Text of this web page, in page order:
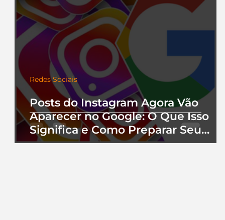
Posts do Instagram Agora Vão
Aparecer no Google: O Que Isso
Significa e Como Preparar Seu
Perfil
Redes Sociais